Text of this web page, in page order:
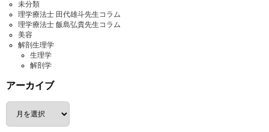
未分類
理学療法士 田代雄斗先生コラム
理学療法士 飯島弘貴先生コラム
美容
解剖生理学
生理学
解剖学
アーカイブ
ア
カ